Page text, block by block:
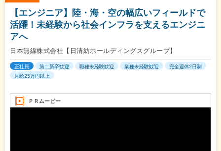
【エンジニア】陸・海・空の幅広いフィールドで
活躍！未経験から社会インフラを支えるエンジニ
アへ
日本無線株式会社【日清紡ホールディングスグループ】
正社員 第二新卒歓迎 職種未経験歓迎 業種未経験歓迎
完全週休2日制
月給25万円以上
ＰＲムービー